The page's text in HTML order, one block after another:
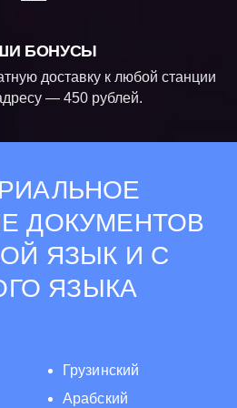
БОНУСЫ
доставку к любой станции
— 450 рублей.
ДОКУМЕНТОВ
ЯЗЫК И С
ЯЗЫКА
Грузинский
Арабский